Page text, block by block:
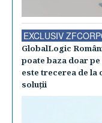
EXCLUSIV
GlobalLogic
poate baza doar
este trecerea de la
soluţii